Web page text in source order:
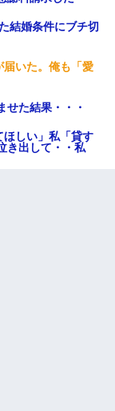
結婚条件にブチ切
届いた。俺も「愛
せた結果・・・
ほしい」私「貸す
き出して・・私